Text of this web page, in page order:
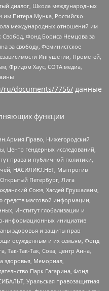
диалог, Школа международных
им Питера Мунка, Российско-
международных отношений им
Свобод, Фонд Бориса Немцова за
за свободу, Феминистское
Ингушетии, Прометей,
Фридом Хаус, СОТА медиа,
documents/7756/ данные
функции
Нижегородский
Центр гендерных исследований,
права и публичной политики,
НАСИЛИЮ.НЕТ, Мы против
Петербург, Лига
Союз, Хасдей Ерушалаим,
средств массовой информации,
Институт глобализации и
информационных инициатив
здоровья и защиты прав
осужденным и их семьям, Фонд
Так-Так-Так, Сова, центр Анна,
здоровья, Мемориал,
Парк Гагарина, Фонд
Уральская правозащитная